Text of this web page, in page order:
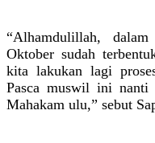
“Alhamdulillah,
Oktober sudah
kita lakukan lagi
Pasca muswil ini
Mahakam ulu,” sebut